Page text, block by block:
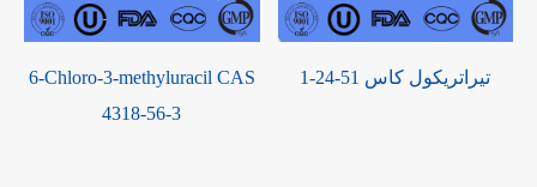
6-Chloro-3-methyluracil CAS
4318-56-3
تيراتريكول كاس 51-24-1